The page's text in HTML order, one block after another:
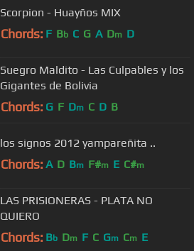
Scorpion - Huayños MIX
Chords: F Bb C G A Dm D
Suegro Maldito - Las Culpables y los
Gigantes de Bolivia
Chords: G F Dm C D B
los signos 2012 yampareñita ..
Chords: A D Bm F#m E C#m
LAS PRISIONERAS - PLATA NO
QUIERO
Chords: Bb Dm F C Gm Cm E